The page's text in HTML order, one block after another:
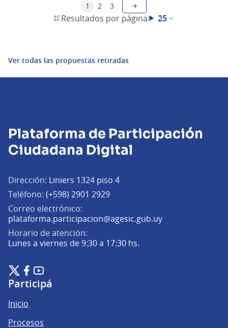
Resultados por página: 25
1 2 3
Ver todas las propuestas retiradas
Plataforma de Participación
Ciudadana Digital
Dirección: Liniers 1324 piso 4
Teléfono: (+598) 2901 2929
Correo electrónico:
plataforma.participacion@agesic.gub.uy(Abrir en una
Horario de atención:
Lunes a viernes de 9:30 a 17:30 hs.
Plataforma de Participación Ciudadana Digital en X
(Enlace externo)
Plataforma de Participación Ciudadana Digital en Facebook
(Enlace externo)
Plataforma de Participación Ciudadana Digital en
(Enlace externo)
Participá
Inicio
Procesos